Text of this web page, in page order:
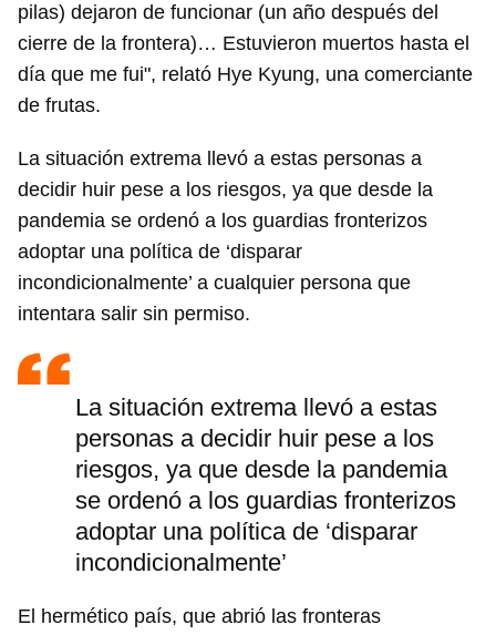
Guardar como favorito
iniciar sesión con tu cuenta de 14ymedio.
pilas) dejaron de funcionar (un año después del
cierre de la frontera)… Estuvieron muertos hasta el
día que me fui", relató Hye Kyung, una comerciante
de frutas.
La situación extrema llevó a estas personas a
decidir huir pese a los riesgos, ya que desde la
pandemia se ordenó a los guardias fronterizos
adoptar una política de ‘disparar
incondicionalmente’ a cualquier persona que
intentara salir sin permiso.
La situación extrema llevó a estas
personas a decidir huir pese a los
riesgos, ya que desde la pandemia
se ordenó a los guardias fronterizos
adoptar una política de ‘disparar
incondicionalmente’
El hermético país, que abrió las fronteras